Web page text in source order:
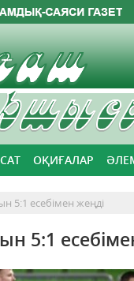
ОҚИҒАЛАР
5:1 есебімен жеңді
5:1